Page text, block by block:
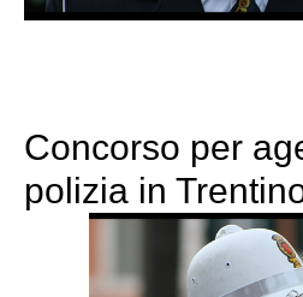
Concorso per
polizia in